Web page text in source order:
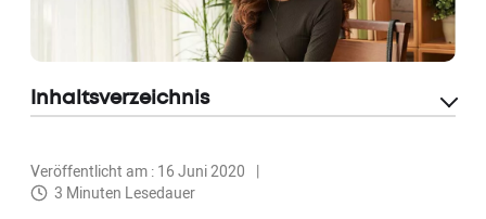
Veröffentlicht am : 16 Juni 2020
3 Minuten Lesedauer
Inhaltsverzeichnis